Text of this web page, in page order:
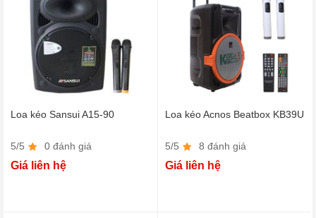
Loa kéo Sansui A15-90
5/5 0 đánh giá
Giá liên hệ
Loa kéo Acnos Beatbox KB39U
5/5 8 đánh giá
Giá liên hệ